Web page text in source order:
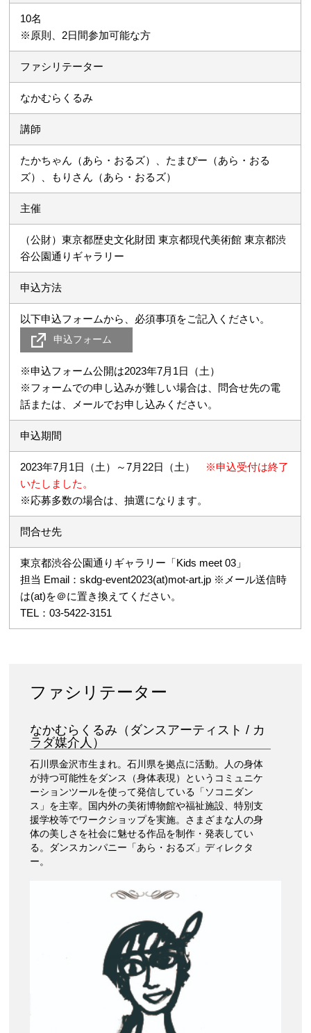
10名
※原則、2日間参加可能な方
ファシリテーター
なかむらくるみ
講師
たかちゃん（あら・おるズ）、たまぴー（あら・おる
ズ）、もりさん（あら・おるズ）
主催
（公財）東京都歴史文化財団 東京都現代美術館 東京都渋
谷公園通りギャラリー
申込方法
以下申込フォームから、必須事項をご記入ください。
申込フォーム
※申込フォーム公開は2023年7月1日（土）
※フォームでの申し込みが難しい場合は、問合せ先の電
話または、メールでお申し込みください。
申込期間
2023年7月1日（土）～7月22日（土） ※申込受付は終了
いたしました。
※応募多数の場合は、抽選になります。
問合せ先
東京都渋谷公園通りギャラリー「Kids meet 03」
担当 Email：skdg-event2023(at)mot-art.jp ※メール送信時
は(at)を＠に置き換えてください。
TEL：03-5422-3151
ファシリテーター
なかむらくるみ（ダンスアーティスト / カ
ラダ媒介人）
石川県金沢市生まれ。石川県を拠点に活動。人の身体
が持つ可能性をダンス（身体表現）というコミュニケ
ーションツールを使って発信している「ソコニダン
ス」を主宰。国内外の美術博物館や福祉施設、特別支
援学校等でワークショップを実施。さまざまな人の身
体の美しさを社会に魅せる作品を制作・発表してい
る。ダンスカンパニー「あら・おるズ」ディレクタ
ー。